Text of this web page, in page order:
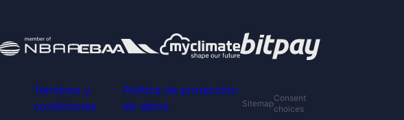
Términos y
condiciones
Política de protección
de datos
Sitemap
Consent
choices